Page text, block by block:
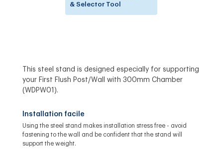
& Selector Tool
This steel stand is designed especially for supporting
your First Flush Post/Wall with 300mm Chamber
(WDPW01).
Installation facile
Using the steel stand makes installation stress free - avoid
fastening to the wall and be confident that the stand will
support the weight.